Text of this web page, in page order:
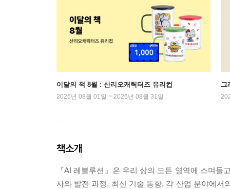
이달의 책 8월 : 산리오캐릭터즈 유리컵
2026년 08월 01일 ~ 2026년 08월 31일
그
책소개
『AI 레볼루션』은 우리 삶의 모든 영역에 스며
사와 발전 과정, 최신 기술 동향, 각 산업 분야에서